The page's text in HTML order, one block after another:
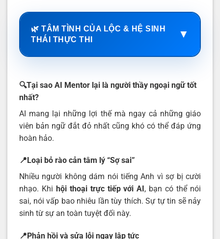
🌿 TÂM TÌNH CỦA LỘC & HỆ SINH
THÁI THỰC THI
▼
🔍Tại sao AI Mentor lại là người thầy ngoại ngữ tốt
nhất?
AI mang lại những lợi thế mà ngay cả những giáo
viên bản ngữ đắt đỏ nhất cũng khó có thể đáp ứng
hoàn hảo.
📍Loại bỏ rào cản tâm lý “Sợ sai”
Nhiều người không dám nói tiếng Anh vì sợ bị cười
nhạo. Khi hội thoại trực tiếp với AI , bạn có thể nói
sai, nói vấp bao nhiêu lần tùy thích. Sự tự tin sẽ nảy
sinh từ sự an toàn tuyệt đối này.
📍Phản hồi và sửa lỗi ngay lập tức